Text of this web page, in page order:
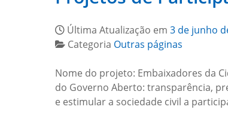
Última Atualização em 3 de junho
Categoria Outras páginas
Nome do projeto: Embaixadores da
do Governo Aberto: transparência,
e estimular a sociedade civil a